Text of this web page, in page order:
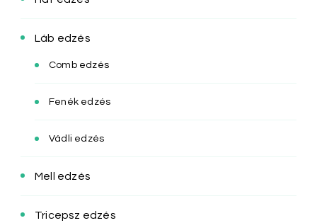
Láb edzés
Comb edzés
Fenék edzés
Vádli edzés
Mell edzés
Tricepsz edzés